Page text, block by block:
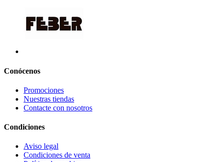
Conócenos
Promociones
Nuestras tiendas
Contacte con nosotros
Condiciones
Aviso legal
Condiciones de venta